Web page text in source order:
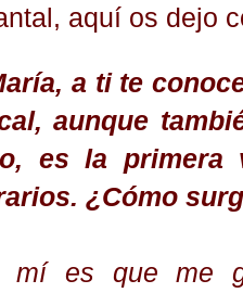
aquí os dejo
a ti te
aunque
es la
¿Cómo
mí es que me